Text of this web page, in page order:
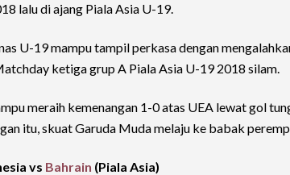
lalu di ajang Piala Asia U-19.
U-19 mampu tampil perkasa dengan
ketiga grup A Piala Asia U-19 2018 silam.
meraih kemenangan 1-0 atas UEA lewat gol
itu, skuat Garuda Muda melaju ke babak
vs Bahrain (Piala Asia)